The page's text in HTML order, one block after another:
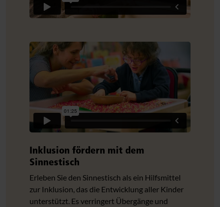
Inklusion fördern mit dem
Sinnestisch
Erleben Sie den Sinnestisch als ein Hilfsmittel
zur Inklusion, das die Entwicklung aller Kinder
unterstützt. Es verringert Übergänge und